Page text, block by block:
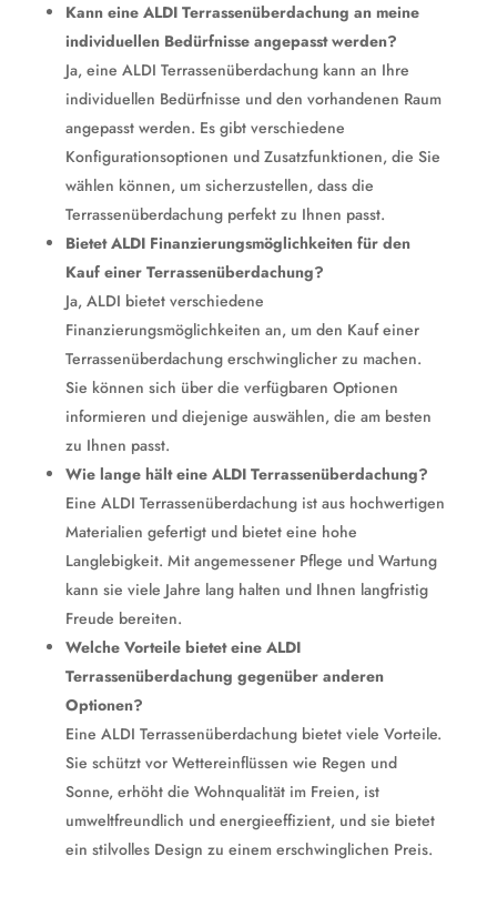
Kann eine ALDI Terrassenüberdachung an meine
individuellen Bedürfnisse angepasst werden?
Ja, eine ALDI Terrassenüberdachung kann an Ihre
individuellen Bedürfnisse und den vorhandenen Raum
angepasst werden. Es gibt verschiedene
Konfigurationsoptionen und Zusatzfunktionen, die Sie
wählen können, um sicherzustellen, dass die
Terrassenüberdachung perfekt zu Ihnen passt.
Bietet ALDI Finanzierungsmöglichkeiten für den
Kauf einer Terrassenüberdachung?
Ja, ALDI bietet verschiedene
Finanzierungsmöglichkeiten an, um den Kauf einer
Terrassenüberdachung erschwinglicher zu machen.
Sie können sich über die verfügbaren Optionen
informieren und diejenige auswählen, die am besten
zu Ihnen passt.
Wie lange hält eine ALDI Terrassenüberdachung?
Eine ALDI Terrassenüberdachung ist aus hochwertigen
Materialien gefertigt und bietet eine hohe
Langlebigkeit. Mit angemessener Pflege und Wartung
kann sie viele Jahre lang halten und Ihnen langfristig
Freude bereiten.
Welche Vorteile bietet eine ALDI
Terrassenüberdachung gegenüber anderen
Optionen?
Eine ALDI Terrassenüberdachung bietet viele Vorteile.
Sie schützt vor Wettereinflüssen wie Regen und
Sonne, erhöht die Wohnqualität im Freien, ist
umweltfreundlich und energieeffizient, und sie bietet
ein stilvolles Design zu einem erschwinglichen Preis.